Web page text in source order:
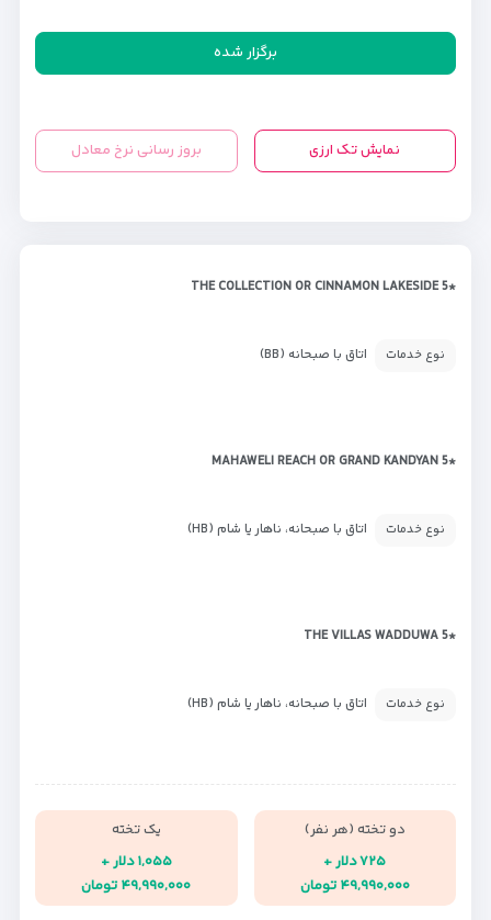
برگزار شده
نمایش تک ارزی بروز رسانی نرخ معادل
*THE COLLECTION OR CINNAMON LAKESIDE 5
نوع خدمات اتاق با صبحانه (BB)
*MAHAWELI REACH OR GRAND KANDYAN 5
نوع خدمات اتاق با صبحانه، ناهار یا شام (HB)
*THE VILLAS WADDUWA 5
نوع خدمات اتاق با صبحانه، ناهار یا شام (HB)
دو تخته (هر نفر)
۷۲۵ دلار +
۴۹,۹۹۰,۰۰۰ تومان
یک تخته
۱,۰۵۵ دلار +
۴۹,۹۹۰,۰۰۰ تومان